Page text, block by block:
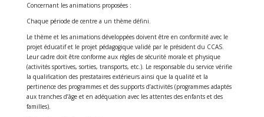
Concernant les animations proposées :
Chaque période de centre a un thème défini.
Le thème et les animations développées doivent être en conformité avec le
projet éducatif et le projet pédagogique validé par le président du CCAS.
Leur cadre doit être conforme aux règles de sécurité morale et physique
(activités sportives, sorties, transports, etc.). Le responsable du service vérifie
la qualification des prestataires extérieurs ainsi que la qualité et la
pertinence des programmes et des supports d’activités (programmes adaptés
aux tranches d’âge et en adéquation avec les attentes des enfants et des
familles).